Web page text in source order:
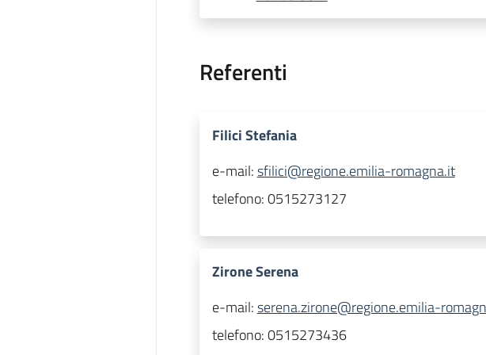
Referenti
Filici Stefania
e-mail:sfilici@regione.emilia-romagna.it
telefono:0515273127
Zirone Serena
e-mail:serena.zirone@regione.emilia-
telefono:0515273436